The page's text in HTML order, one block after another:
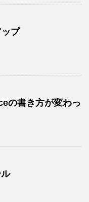
プ
の書き方が変わっ